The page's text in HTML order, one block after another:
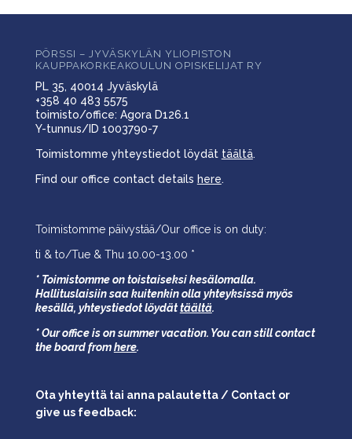
PÖRSSI – JYVÄSKYLÄN YLIOPISTON
KAUPPAKORKEAKOULUN OPISKELIJAT RY
PL 35, 40014 Jyväskylä
+358 40 483 5575
toimisto/office: Agora D126.1
Y-tunnus/ID 1003790-7
Toimistomme yhteystiedot löydät täältä.
Find our office contact details here.
Toimistomme päivystää/Our office is on duty:
ti & to/Tue & Thu 10.00-13.00 *
* Toimistomme on toistaiseksi kesälomalla.
Hallituslaisiin saa kuitenkin olla yhteyksissä myös
kesällä, yhteystiedot löydättäältä.
* Our office is on summer vacation. You can still contact
the board fromhere.
Ota yhteyttä tai anna palautetta / Contact or
give us feedback: